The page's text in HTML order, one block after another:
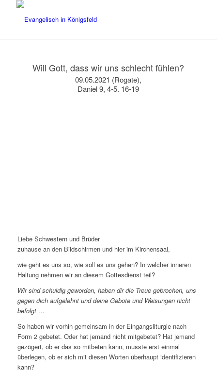
Will Gott, dass wir uns schlecht fühlen?
09.05.2021 (Rogate),
Daniel 9, 4-5. 16-19
Liebe Schwestern und Brüder
zuhause an den Bildschirmen und hier im Kirchensaal,
wie geht es uns so, wie soll es uns gehen? In welcher inneren
Haltung nehmen wir an diesem Gottesdienst teil?
Wir sind schuldig geworden, haben dir die Treue gebrochen, uns
gegen dich aufgelehnt und deine Gebote und Weisungen nicht
befolgt …
So haben wir vorhin gemeinsam in der Eingangsliturgie nach
Form 2 gebetet. Oder hat jemand nicht mitgebetet? Hat jemand
gezögert, ob er das so mitbeten kann, musste erst einmal
überlegen, ob er sich mit diesen Worten überhaupt identifizieren
kann?